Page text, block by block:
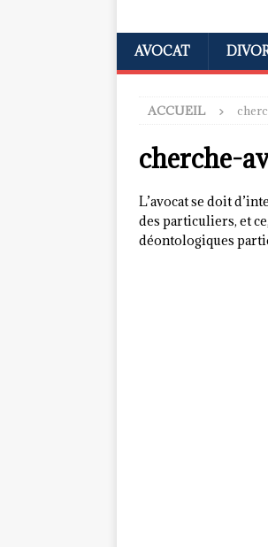
AVOCAT
ACCUEIL
cherche-
L’avocat se doit
des particuliers, et
déontologiques